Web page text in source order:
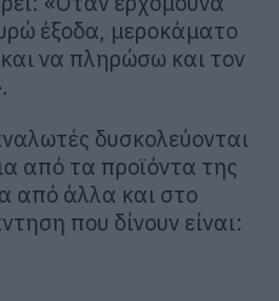
έξοδα, μεροκάματο
να πληρώσω και τον
δυσκολεύονται
από τα προϊόντα της
από άλλα και στο
που δίνουν είναι: